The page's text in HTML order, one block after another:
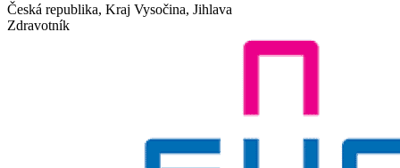
Česká republika, Kraj Vysočina, Jihlava
Zdravotník